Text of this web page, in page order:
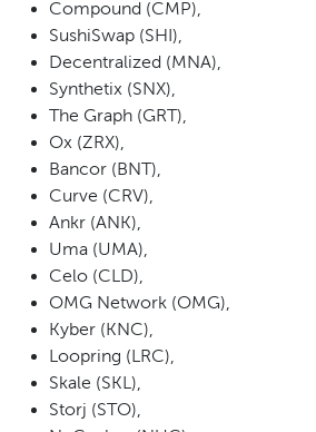
Compound (CMP),
SushiSwap (SHI),
Decentralized (MNA),
Synthetix (SNX),
The Graph (GRT),
Ox (ZRX),
Bancor (BNT),
Curve (CRV),
Ankr (ANK),
Uma (UMA),
Celo (CLD),
OMG Network (OMG),
Kyber (KNC),
Loopring (LRC),
Skale (SKL),
Storj (STO),